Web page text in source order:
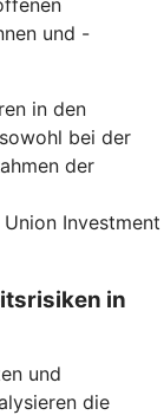
und -
in den
bei der
der
Investment
in
und
die